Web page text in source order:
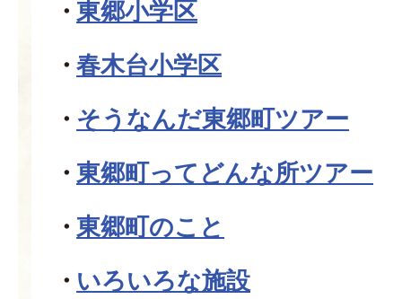
東郷小学区
春木台小学区
そうなんだ東郷町ツアー
東郷町ってどんな所ツアー
東郷町のこと
いろいろな施設